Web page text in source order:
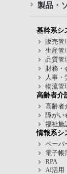
製品・
基幹系シ
販売管
生産管
品質管
財務・
人事・
物流管
高齢者介
高齢者
障がい
福祉施
情報系シ
ペーパ
電子帳
RPA
AI活用